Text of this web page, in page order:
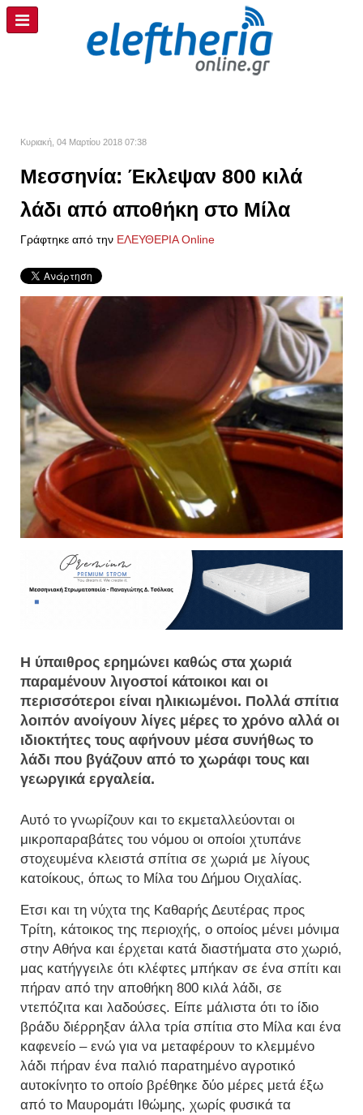
Κυριακή, 04 Μαρτίου 2018 07:38
Μεσσηνία: Έκλεψαν 800 κιλά
λάδι από αποθήκη στο Μίλα
Γράφτηκε από την ΕΛΕΥΘΕΡΙΑ Online
Η ύπαιθρος ερημώνει καθώς στα χωριά
παραμένουν λιγοστοί κάτοικοι και οι
περισσότεροι είναι ηλικιωμένοι. Πολλά σπίτια
λοιπόν ανοίγουν λίγες μέρες το χρόνο αλλά οι
ιδιοκτήτες τους αφήνουν μέσα συνήθως το
λάδι που βγάζουν από το χωράφι τους και
γεωργικά εργαλεία.
Αυτό το γνωρίζουν και το εκμεταλλεύονται οι
μικροπαραβάτες του νόμου οι οποίοι χτυπάνε
στοχευμένα κλειστά σπίτια σε χωριά με λίγους
κατοίκους, όπως το Μίλα του Δήμου Οιχαλίας.
Ετσι και τη νύχτα της Καθαρής Δευτέρας προς
Τρίτη, κάτοικος της περιοχής, ο οποίος μένει μόνιμα
στην Αθήνα και έρχεται κατά διαστήματα στο χωριό,
μας κατήγγειλε ότι κλέφτες μπήκαν σε ένα σπίτι και
πήραν από την αποθήκη 800 κιλά λάδι, σε
ντεπόζιτα και λαδούσες. Είπε μάλιστα ότι το ίδιο
βράδυ διέρρηξαν άλλα τρία σπίτια στο Μίλα και ένα
καφενείο – ενώ για να μεταφέρουν το κλεμμένο
λάδι πήραν ένα παλιό παρατημένο αγροτικό
αυτοκίνητο το οποίο βρέθηκε δύο μέρες μετά έξω
από το Μαυρομάτι Ιθώμης, χωρίς φυσικά τα